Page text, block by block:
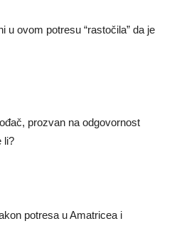
u ovom potresu “rastočila” da je
prozvan na odgovornost
li?
potresa u Amatricea i